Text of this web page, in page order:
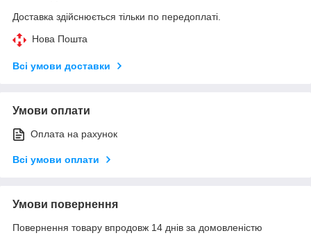
Доставка здійснюється тільки по передоплаті.
Нова Пошта
Всі умови доставки
Умови оплати
Оплата на рахунок
Всі умови оплати
Умови повернення
Повернення товару впродовж 14 днів за домовленістю